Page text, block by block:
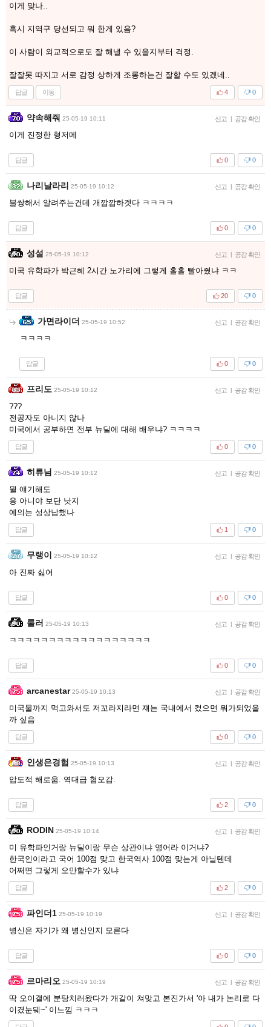
이게 맞나..
혹시 지역구 당선되고 뭐 한게 있음?
이 사람이 외교적으로도 잘 해낼 수 있을지부터 걱정.
잘잘못 따지고 서로 감정 상하게 조롱하는건 잘할 수도 있겠네..
답글 이동 0
4
약속해줘 25-05-19 10:11 신고 | 공감 확인
이게 진정한 형저메
답글 0
0
나리날라리 25-05-19 10:12 신고 | 공감 확인
불쌍해서 알려주는건데 개깝깝하겟다 ㅋㅋㅋㅋ
답글 0
0
성설 25-05-19 10:12 신고 | 공감 확인
미국 유학파가 박근혜 2시간 노가리에 그렇게 홀홀 빨아줬냐 ㅋㅋ
답글 0
20
가면라이더 25-05-19 10:52 신고 | 공감 확인
ㅋㅋㅋㅋ
답글 0
0
프리도 25-05-19 10:12 신고 | 공감 확인
???
전공자도 아니지 않나
미국에서 공부하면 전부 뉴딜에 대해 배우냐? ㅋㅋㅋㅋ
답글 0
0
히류님 25-05-19 10:12 신고 | 공감 확인
뭘 얘기해도
응 아니야 보단 낫지
예의는 성상납했나
답글 0
1
무랭이 25-05-19 10:12 신고 | 공감 확인
아 진짜 싫어
답글 0
0
룰러 25-05-19 10:13 신고 | 공감 확인
ㅋㅋㅋㅋㅋㅋㅋㅋㅋㅋㅋㅋㅋㅋㅋㅋㅋㅋ
답글 0
0
arcanestar 25-05-19 10:13 신고 | 공감 확인
미국물까지 먹고와서도 저꼬라지라면 쟤는 국내에서 컸으면 뭐가되었을
까 싶음
답글 0
0
인생은경험 25-05-19 10:13 신고 | 공감 확인
압도적 해로움. 역대급 혐오감.
답글 0
2
RODIN 25-05-19 10:14 신고 | 공감 확인
미 유학파인거랑 뉴딜이랑 무슨 상관이냐 영어라 이거냐?
한국인이라고 국어 100점 맞고 한국역사 100점 맞는게 아닐텐데
어쩌면 그렇게 오만할수가 있냐
답글 0
2
파인더1 25-05-19 10:19 신고 | 공감 확인
병신은 자기가 왜 병신인지 모른다
답글 0
0
르마리오 25-05-19 10:19 신고 | 공감 확인
딱 오이갤에 분탕치러왔다가 개같이 쳐맞고 본진가서 '아 내가 논리로 다
이겼눈뒈~' 이느낌 ㅋㅋㅋ